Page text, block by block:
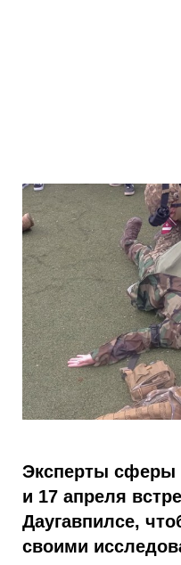
Эксперты сферы
и 17 апреля
Даугавпилсе,
своими